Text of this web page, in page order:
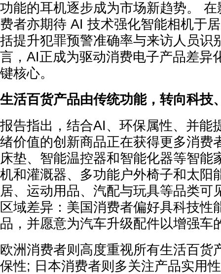
功能的耳机逐步成为市场新趋势。
费者亦期待 AI 技术强化智能相机于
括提升犯罪预警准确率与来访人员识
言，AI正成为驱动消费电子产品差异
键核心。
生活百货产品由传统功能，转向科技
报告指出，结合AI、环保属性、并能
绪价值的创新商品正在获得更多消费
床垫、智能温控器和智能化器等智能
机和灌溉器、多功能户外椅子和太阳
居、运动用品、汽配与玩具等品类可
区域差异：美国消费者偏好具科技性
品，并愿意为汽车升级配件以增强车
欧洲消费者则高度重视所有生活百货
保性; 日本消费者则多关注产品实用